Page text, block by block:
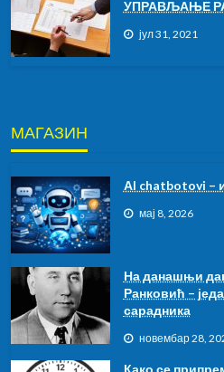
УПРАВЉАЊЕ
јул 31, 2021
МАГАЗИН
АI chatbotovi –
мај 8, 2026
На данашњи
Ранковић –
сарадника
новембар 28,
Како се